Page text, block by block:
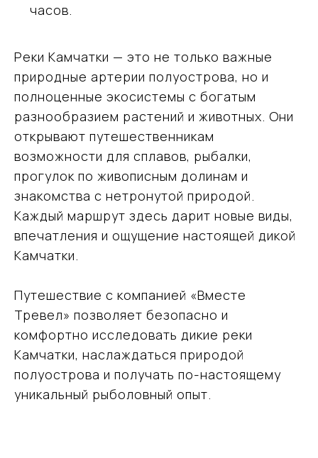
часов.
Реки Камчатки — это не только важные
природные артерии полуострова, но и
полноценные экосистемы с богатым
разнообразием растений и животных. Они
открывают путешественникам
возможности для сплавов, рыбалки,
прогулок по живописным долинам и
знакомства с нетронутой природой.
Каждый маршрут здесь дарит новые виды,
впечатления и ощущение настоящей дикой
Камчатки.
Путешествие с компанией «Вместе
Тревел» позволяет безопасно и
комфортно исследовать дикие реки
Камчатки, наслаждаться природой
полуострова и получать по-настоящему
уникальный рыболовный опыт.
Карта сайта
Вся представленная на сайте информация носит информационный
характер и ни при каких условиях не является публичной офертой
121471, Москва, Можайское шоссе, д. 29 пом. VI
ОГРН 1227700593042
© Команда Вместе — 2026 Все права защищены. Копирование
материалов без активной ссылки на источник запрещено.